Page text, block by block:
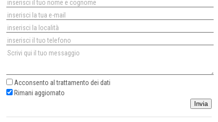
Acconsento altrattamento dei dati
Rimani aggiornato
Invia